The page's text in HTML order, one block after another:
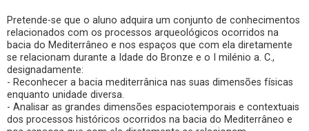
Pretende-se que o aluno adquira um conjunto de conhecimentos
relacionados com os processos arqueológicos ocorridos na
bacia do Mediterrâneo e nos espaços que com ela diretamente
se relacionam durante a Idade do Bronze e o I milénio a. C.,
designadamente:
- Reconhecer a bacia mediterrânica nas suas dimensões físicas
enquanto unidade diversa.
- Analisar as grandes dimensões espaciotemporais e contextuais
dos processos históricos ocorridos na bacia do Mediterrâneo e